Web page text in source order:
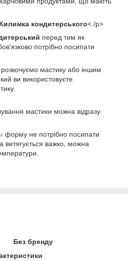
кондитерського< /p>
перед тим як
потрібно посипати
розкочуємо мастику або іншим
ви використовуєте.
мастики можна відразу.
форму не потрібно посипати
важко, можна
Без бренду